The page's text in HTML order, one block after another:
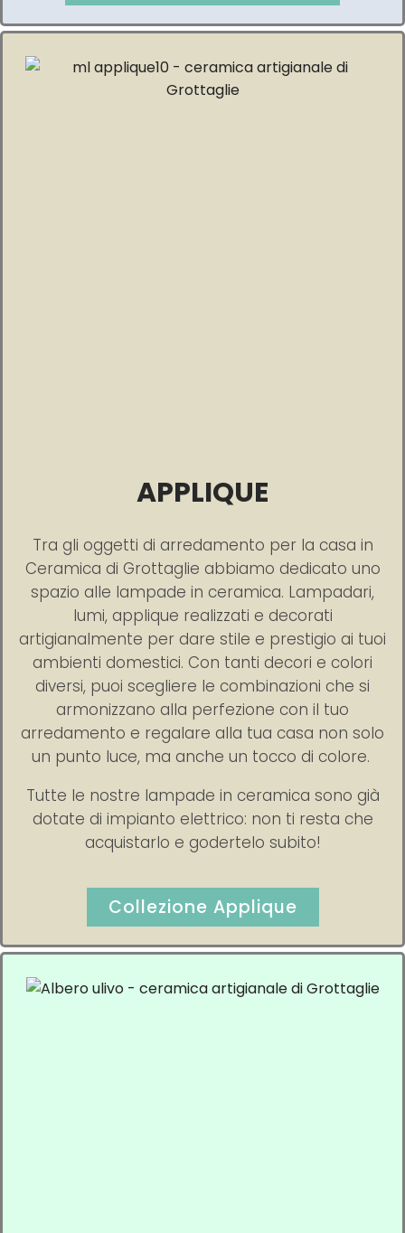
APPLIQUE
Tra gli oggetti di arredamento per la casa in
Ceramica di Grottaglie abbiamo dedicato uno
spazio alle lampade in ceramica. Lampadari,
lumi, applique realizzati e decorati
artigianalmente per dare stile e prestigio ai tuoi
ambienti domestici. Con tanti decori e colori
diversi, puoi scegliere le combinazioni che si
armonizzano alla perfezione con il tuo
arredamento e regalare alla tua casa non solo
un punto luce, ma anche un tocco di colore.
Tutte le nostre lampade in ceramica sono già
dotate di impianto elettrico: non ti resta che
acquistarlo e godertelo subito!
Collezione Applique